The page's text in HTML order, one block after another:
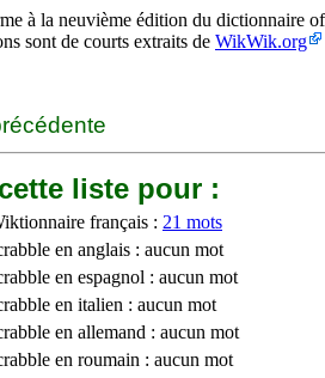
à la neuvième édition du dictionnaire
sont de courts extraits de WikWik.org
liste pour :
français : 21 mots
en anglais : aucun mot
en espagnol : aucun mot
en italien : aucun mot
en allemand : aucun mot
en roumain : aucun mot